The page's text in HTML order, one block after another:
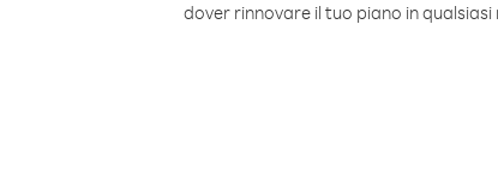
dover rinnovare il tuo piano in